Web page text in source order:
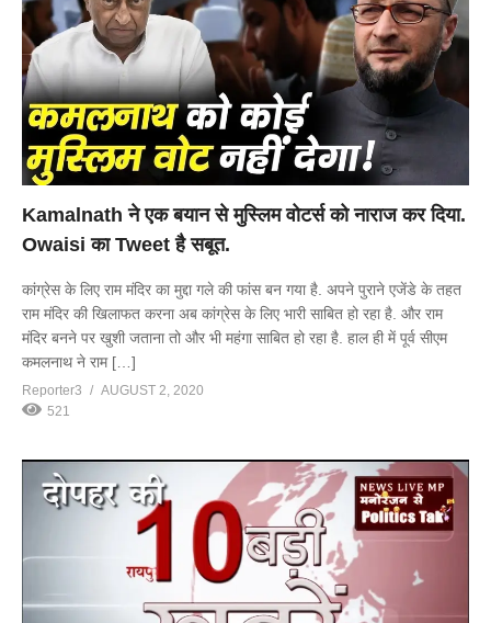
Kamalnath ने एक बयान से मुस्लिम वोटर्स को नाराज कर दिया.
Owaisi का Tweet है सबूत.
कांग्रेस के लिए राम मंदिर का मुद्दा गले की फांस बन गया है. अपने पुराने एजेंडे के तहत
राम मंदिर की खिलाफत करना अब कांग्रेस के लिए भारी साबित हो रहा है. और राम
मंदिर बनने पर खुशी जताना तो और भी महंगा साबित हो रहा है. हाल ही में पूर्व सीएम
कमलनाथ ने राम […]
Reporter3
AUGUST 2, 2020
521